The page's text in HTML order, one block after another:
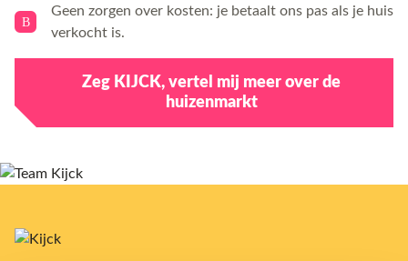
Geen zorgen over kosten: je betaalt ons pas als je huis
verkocht is.
Zeg KIJCK, vertel mij meer over de
huizenmarkt